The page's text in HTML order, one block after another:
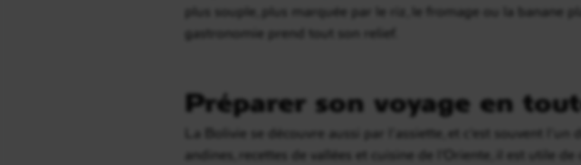
plus souple, plus marquée par le riz, le fromage ou la banane
gastronomie prend tout son relief.
Préparer son voyage en
La Bolivie se découvre aussi par l’assiette, et c’est souvent
andines, recettes de vallées et cuisine de l’Oriente, il est utile